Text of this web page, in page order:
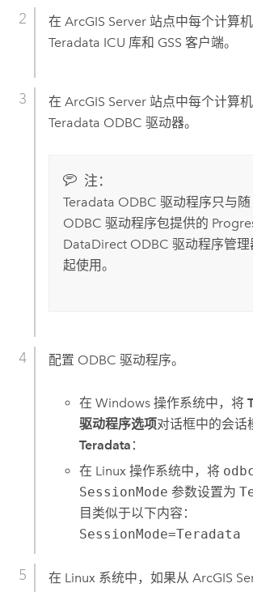
在 ArcGIS Server站点中每个计算
Teradata ICU 库和 GSS 客户端。
在 ArcGIS Server站点中每个计算
Teradata ODBC 驱动器。
注：
Teradata ODBC 驱动程序只与随
ODBC 驱动程序包提供的
DataDirect ODBC 驱动程序管
起使用。
配置 ODBC 驱动程序。
在Windows 操作系统中，将
驱动程序选项对话框中的会话
Teradata ：
在 Linux 操作系统中，将
SessionMode 参数设置为
目类似于以下内容：
SessionMode=Teradata
在 Linux 系统中，如果从 ArcGIS